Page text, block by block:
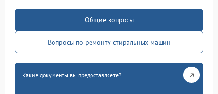
Общие вопросы
Вопросы по ремонту стиральных машин
Какие документы вы предоставляете?